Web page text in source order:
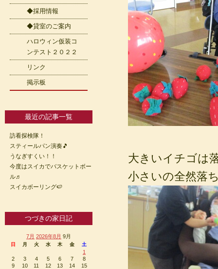
大きいイチゴは
小さいの全然落
◆採用情報
◆貸室のご案内
ハロウィン仮装コ
ンテスト２０２２
リンク
掲示板
最近の記事一覧
訪看探検隊！
スティールパン演奏🎵
うなぎすくい！！
今度はスイカでバスケットボー
ル♬
スイカボーリング🍉
つづきの家日記
7月 2026年8月 9月
日 月 火 水 木 金 土
1
2
3 4 5 6 7
8
9
10 11 12 13 14
15